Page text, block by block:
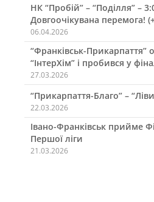
НК “Пробій” – “Поділля” –
Довгоочікувана перемога!
06.04.2026
“Франківськ-Прикарпаття”
“ІнтерХім” і пробився у
27.03.2026
“Прикарпаття-Благо” –
22.03.2026
Івано-Франківськ прийме
Першої ліги
21.03.2026